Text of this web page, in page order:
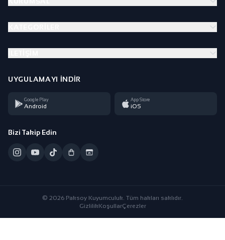
UYGULAMAYI İNDIR
Google Play
Android
App Store
iOS
Bizi Takip Edin
© 2026 Paksoy Kuyumculuk. Tüm hakları saklıdır.
GizlilikKoşullarÇerezler